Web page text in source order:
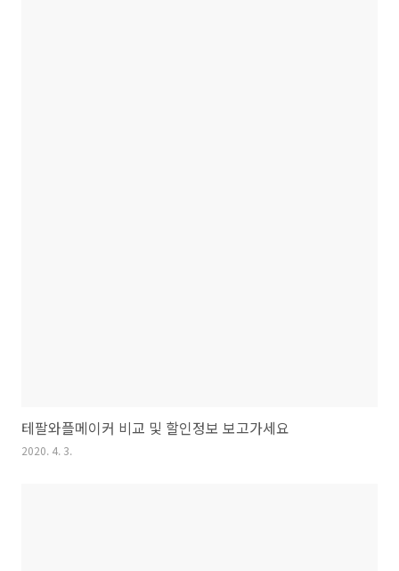
테팔와플메이커 비교 및 할인정보 보고가세요
2020. 4. 3.